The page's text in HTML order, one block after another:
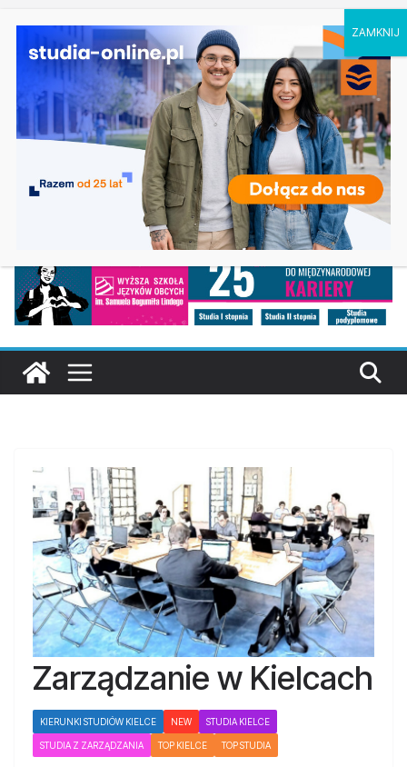
Ostatnie
wpisy:
Druga tura rekrutacji na studia 2026/2027 –
Uniwersytet Jagielloński w Krakowie
Druga tura rekrutacji na studia 2026/2027 na
Uniwersytet Rzeszowski
Matematyka w Krakowie
Dodatkowa rekrutacja na studia 2026/2027 na
UAM w Poznaniu
Studia z zarządzania w Koszalinie
Zarządzanie w Kielcach
KIERUNKI STUDIÓW KIELCE NEW STUDIA KIELCE
STUDIA Z ZARZĄDZANIA TOP KIELCE TOP STUDIA